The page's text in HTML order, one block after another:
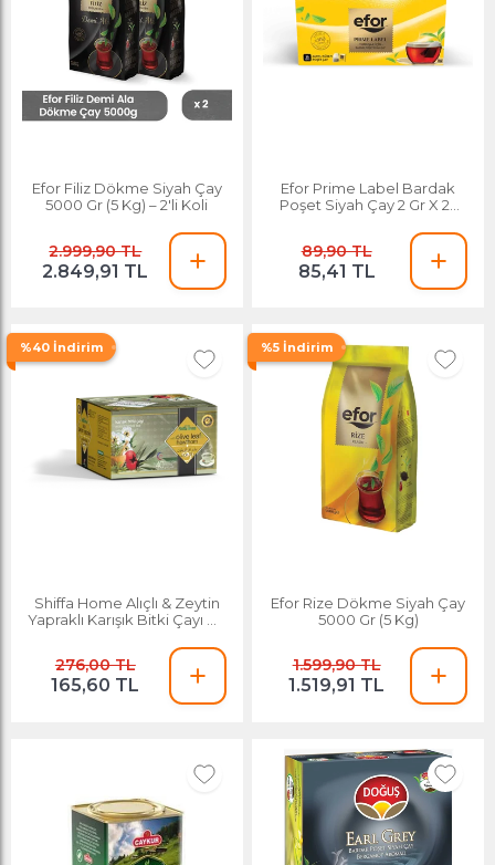
Efor Filiz Dökme Siyah Çay
5000 Gr (5 Kg) – 2'li Koli
2.999,90 TL
2.849,91 TL
Efor Prime Label Bardak
Poşet Siyah Çay 2 Gr X 25
89,90 TL
85,41 TL
%40 İndirim
Shiffa Home Alıçlı & Zeytin
Yapraklı Karışık Bitki Çayı 40
276,00 TL
165,60 TL
%5 İndirim
Efor Rize Dökme Siyah Çay
5000 Gr (5 Kg)
1.599,90 TL
1.519,91 TL